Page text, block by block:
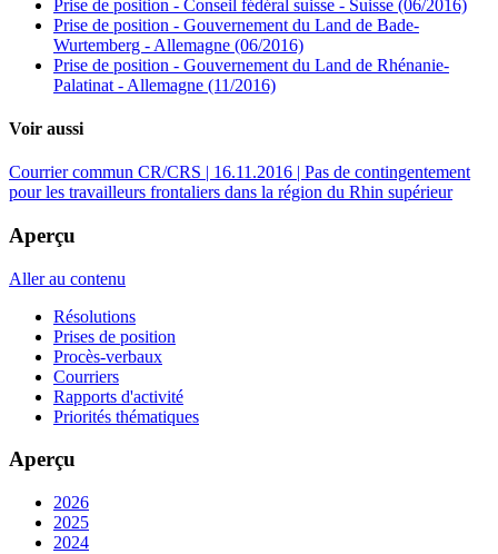
Prise de position - Conseil fédéral suisse - Suisse (06/2016)
Prise de position - Gouvernement du Land de Bade-
Wurtemberg - Allemagne (06/2016)
Prise de position - Gouvernement du Land de Rhénanie-
Palatinat - Allemagne (11/2016)
Voir aussi
Courrier commun CR/CRS | 16.11.2016 | Pas de contingentement
pour les travailleurs frontaliers dans la région du Rhin supérieur
Aperçu
Aller au contenu
Résolutions
Prises de position
Procès-verbaux
Courriers
Rapports d'activité
Priorités thématiques
Aperçu
2026
2025
2024